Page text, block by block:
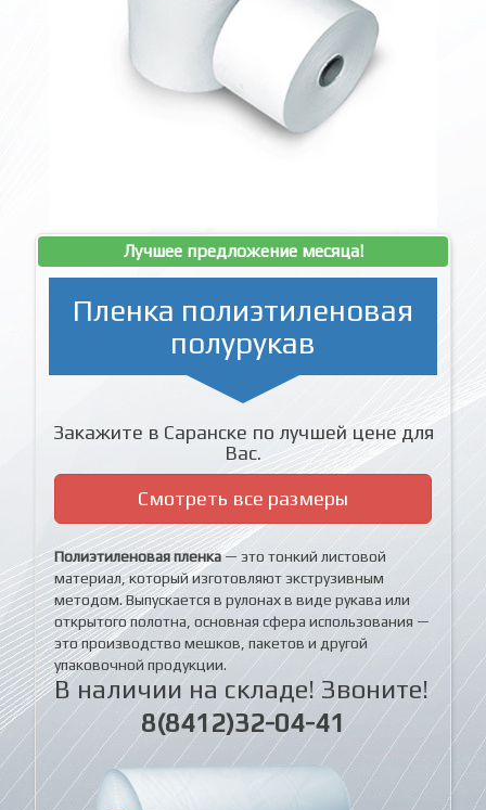
Лучшее предложение месяца!
Пленка полиэтиленовая
полурукав
Закажите в Саранске по лучшей цене для
Вас.
Смотреть все размеры
Полиэтиленовая пленка— это тонкий листовой
материал, который изготовляют экструзивным
методом. Выпускается в рулонах в виде рукава или
открытого полотна, основная сфера использования —
это производство мешков, пакетов и другой
упаковочной продукции.
В наличии на складе! Звоните!
8(8412)32-04-41